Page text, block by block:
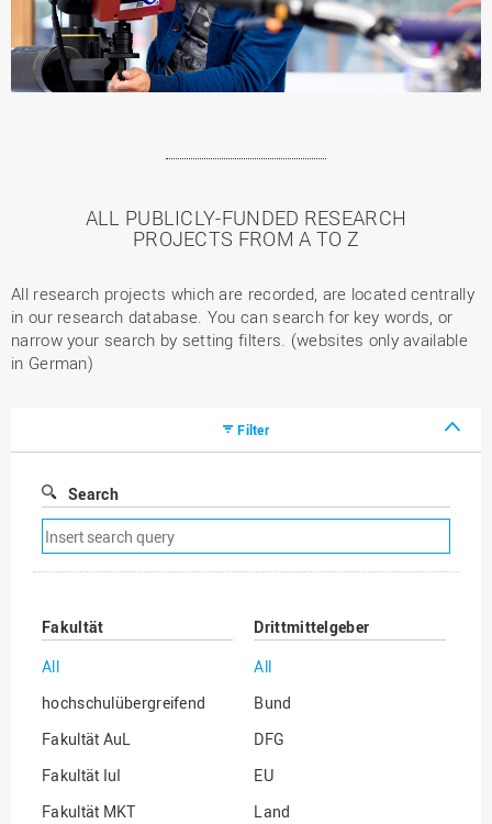
ALL PUBLICLY-FUNDED RESEARCH
PROJECTS FROM A TO Z
All research projects which are recorded, are located centrally
in our research database. You can search for key words, or
narrow your search by setting filters. (websites only available
in German)
Filter
Search
Remove
search
filter
Fakultät
All
hochschulübergreifend
Fakultät AuL
Fakultät IuI
Fakultät MKT
Drittmittelgeber
All
Bund
DFG
EU
Land